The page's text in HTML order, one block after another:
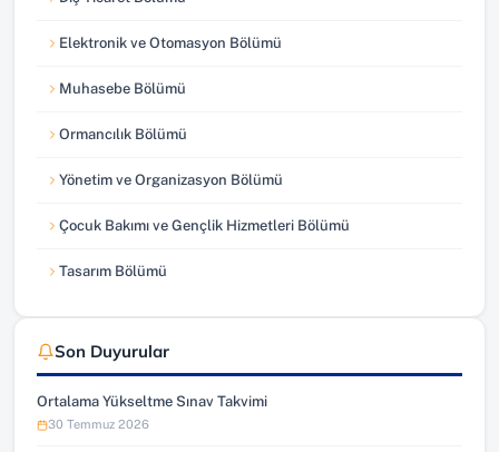
Elektronik ve Otomasyon Bölümü
Muhasebe Bölümü
Ormancılık Bölümü
Yönetim ve Organizasyon Bölümü
Çocuk Bakımı ve Gençlik Hizmetleri Bölümü
Tasarım Bölümü
Son Duyurular
Ortalama Yükseltme Sınav Takvimi
30 Temmuz 2026